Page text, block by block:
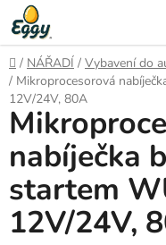
Přejít
na
obsah
Domů
/ NÁŘADÍ / Vybavení do
/ Mikroprocesorová
12V/24V, 80A
nabíječka
startem
12V/24V,